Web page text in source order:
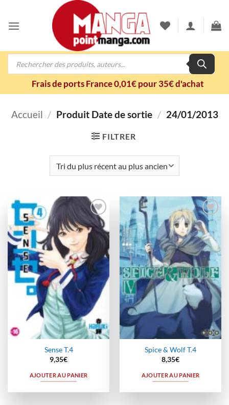
contenu
Recherche
Frais de ports France 0,01€ pour 35€ d'achat
Accueil / Produit Date de sortie / 24/01/2013
FILTRER
Ajouter
à la
wishlist
Sense T.4
9,35€
AJOUTER AU PANIER
Ajouter
à la
wishlist
Spice & Wolf T.4
8,35€
AJOUTER AU PANIER